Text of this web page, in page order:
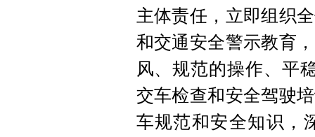
主体责任，立即组织
和交通安全警示教育
风、规范的操作、平
交车检查和安全驾驶
车规范和安全知识，